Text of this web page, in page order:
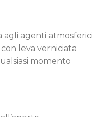
agli agenti atmosferici
leva verniciata
momento